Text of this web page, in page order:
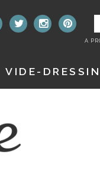
:
A
VIDE-